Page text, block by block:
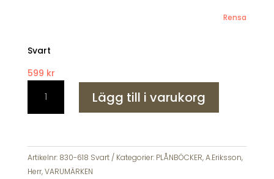
Rensa
Svart
599 kr
Eriksson
Plånbok
Svart
10x8
mängd
Lägg till i varukorg
Artikelnr: 830-618 Svart Kategorier: PLÅNBÖCKER,A.Eriksson,
Herr,VARUMÄRKEN